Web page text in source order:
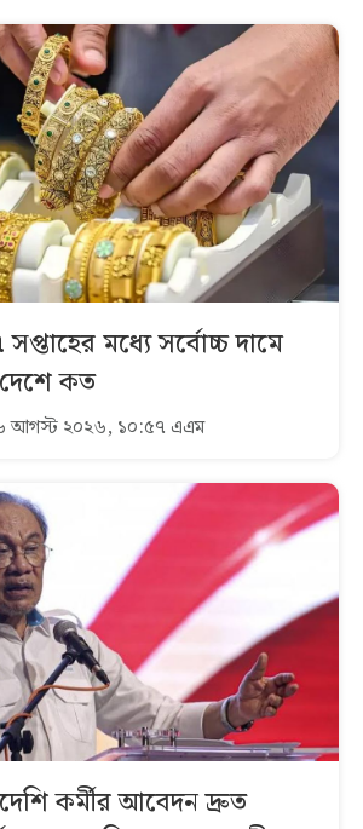
সপ্তাহের মধ্যে সর্বোচ্চ দামে
দেশে কত
আগস্ট ২০২৬, ১০:৫৭ এএম
কর্মীর আবেদন দ্রুত